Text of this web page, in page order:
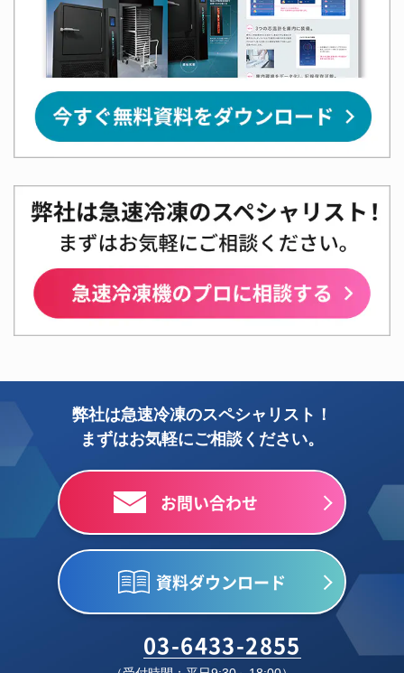
弊社は急速冷凍のスペシャリスト！
まずはお気軽にご相談ください。
お問い合わせ
資料ダウンロード
03-6433-2855